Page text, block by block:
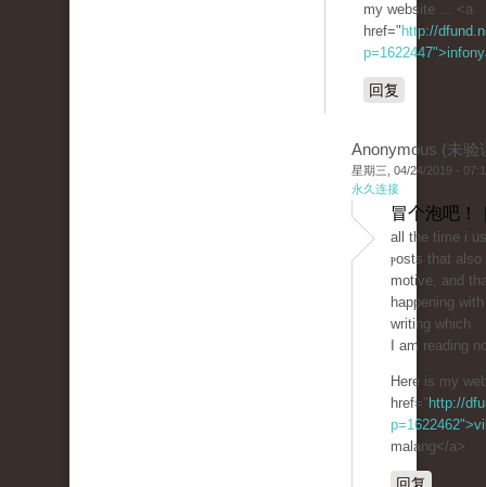
my website ... <a
href=" http://
回复
Anonymous (未验
星期三, 04/24/2019 -
永久连接
冒个泡吧！
all the tіme i
ⲣosts that also
motive, and
hаppening
writing which
I аm reading
Here is my
href=" http://
malang</a>